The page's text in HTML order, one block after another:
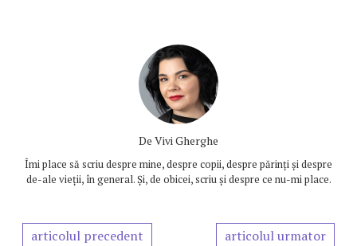
De Vivi Gherghe
Îmi place să scriu despre mine, despre copii, despre părinți și despre
de-ale vieții, în general. Și, de obicei, scriu și despre ce nu-mi place.
articolul precedent articolul urmator